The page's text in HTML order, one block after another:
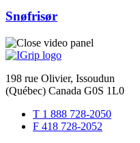
Snøfrisør
198 rue Olivier, Issoudun
(Québec) Canada G0S 1L0
T 1 888 728-2050
F 418 728-2052